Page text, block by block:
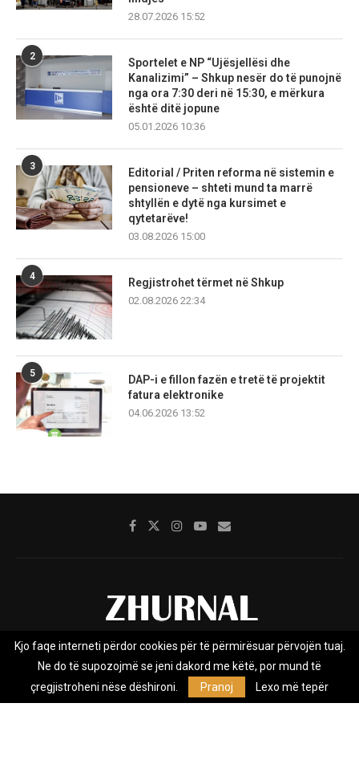
28.07.2026 15:52
2
Sportelet e NP “Ujësjellësi dhe
Kanalizimi” – Shkup nesër do të punojnë
nga ora 7:30 deri në 15:30, e mërkura
është ditë jopune
05.01.2026 10:36
3
Editorial / Priten reforma në sistemin e
pensioneve – shteti mund ta marrë
shtyllën e dytë nga kursimet e
qytetarëve!
03.08.2026 15:00
4
Regjistrohet tërmet në Shkup
02.08.2026 22:34
5
DAP-i e fillon fazën e tretë të projektit
fatura elektronike
04.06.2026 13:52
Rreth nesh Impresumi Marketing
Kontakt
Privacy Policy
Zhurnal.mk është Agjenci e Lajmeve e pavarur, e themeluar në vitin
Kjo faqe interneti përdor cookies për të përmirësuar përvojën tuaj.
Ne do të supozojmë se jeni dakord me këtë, por mund të
çregjistroheni nëse dëshironi.
Pranoj Lexo më tepër